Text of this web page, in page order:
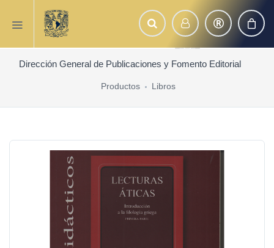
Dirección General de Publicaciones y Fomento Editorial
Productos Libros